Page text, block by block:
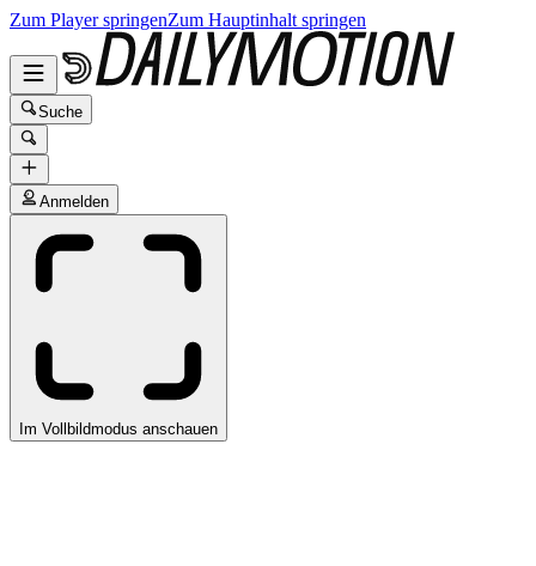
Zum Player springenZum Hauptinhalt springen
Suche
Anmelden
Im Vollbildmodus anschauen